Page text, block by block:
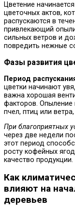
Цветение
цветочных актов,
распускаются в
привлекающий
сильных ветров и
повредить нежные
Фазы развития
Период
цветки начинают
важна хорошая
факторов. Опыление
пчел, птиц или
При благоприятных
через две недели
этот период
росту кофейных
качество продукции.
Как
влияют на
деревьев